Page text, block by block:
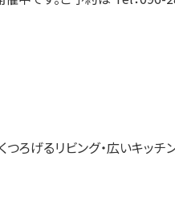
つろげるリビング・広いキッ